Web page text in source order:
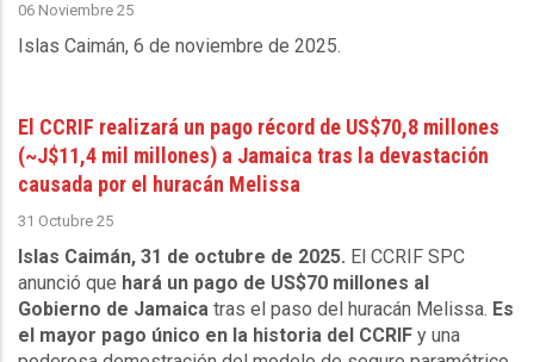
06 Noviembre 25
Islas Caimán, 6 de noviembre de 2025.
El CCRIF realizará un pago récord de US$70,8 millones
(~J$11,4 mil millones) a Jamaica tras la devastación
causada por el huracán Melissa
31 Octubre 25
Islas Caimán, 31 de octubre de 2025. El CCRIF SPC
anunció que hará un pago de US$70 millones al
Gobierno de Jamaica tras el paso del huracán Melissa. Es
el mayor pago único en la historia del CCRIF y una